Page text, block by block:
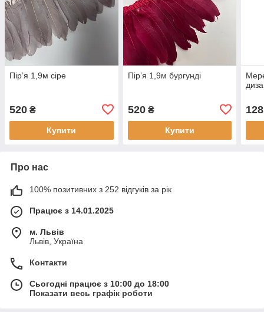
Пірʼя 1,9м сіре
520 ₴
Купити
Пірʼя 1,9м бургунді
520₴
Купити
128
Про нас
100% позитивних з 252 відгуків за рік
Працює з 14.01.2025
м. Львів
Львів, Україна
Контакти
Сьогодні працює з 10:00 до 18:00
Показати весь графік роботи